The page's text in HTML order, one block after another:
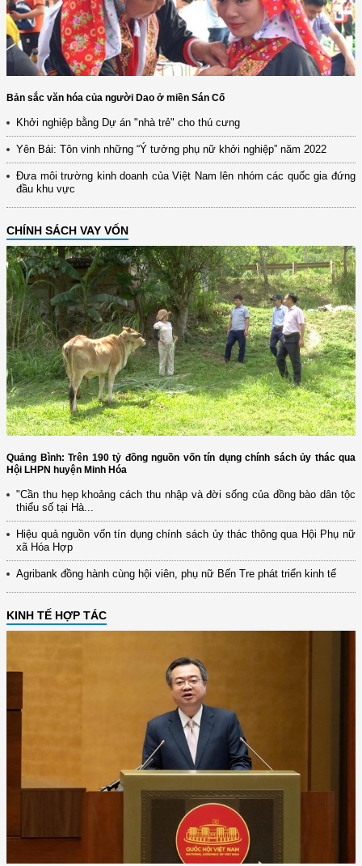
Bản sắc văn hóa của người Dao ở miền Sán Cố
Khởi nghiệp bằng Dự án "nhà trẻ" cho thú cưng
Yên Bái: Tôn vinh những “Ý tưởng phụ nữ khởi nghiệp” năm 2022
Đưa môi trường kinh doanh của Việt Nam lên nhóm các quốc gia đứng
đầu khu vực
CHÍNH SÁCH VAY VỐN
Quảng Bình: Trên 190 tỷ đồng nguồn vốn tín dụng chính sách ủy thác qua
Hội LHPN huyện Minh Hóa
"Cần thu hẹp khoảng cách thu nhập và đời sống của đồng bào dân tộc
thiểu số tại Hà...
Hiệu quả nguồn vốn tín dụng chính sách ủy thác thông qua Hội Phụ nữ
xã Hóa Hợp
Agribank đồng hành cùng hội viên, phụ nữ Bến Tre phát triển kinh tế
KINH TẾ HỢP TÁC